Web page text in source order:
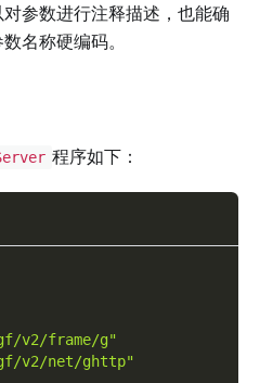
参数进行注释描述，也能确
名称硬编码。
程序如下：
v2/frame/g"
v2/net/ghttp"